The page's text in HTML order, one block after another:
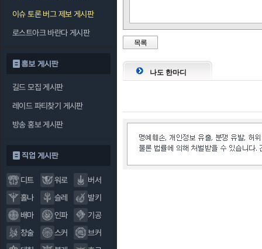
이슈 토론 버그 제보 게시판
로스트아크 바란다 게시판
홍보 게시판
길드 모집 게시판
레이드 파티찾기 게시판
방송 홍보 게시판
직업 게시판
디트 워로
버서
홀나
슬레
발키
배마
인파
기공
창술
스커
브커
목록
나도 한마디